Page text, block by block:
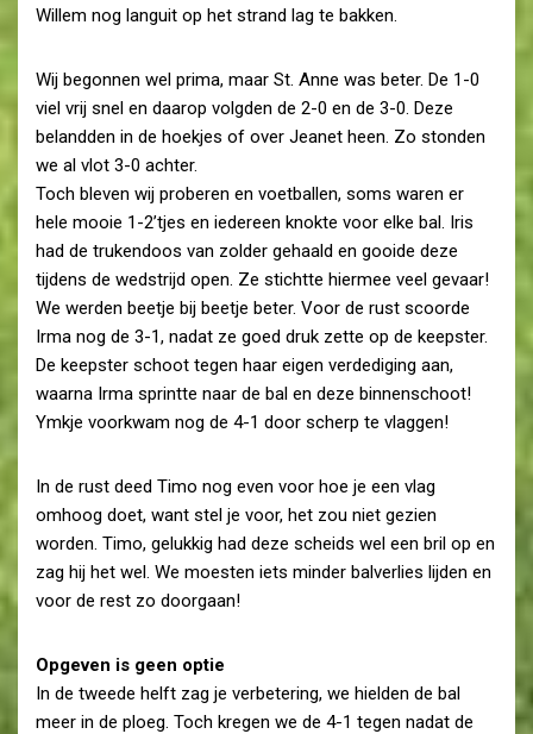
Willem nog languit op het strand lag te bakken.
Wij begonnen wel prima, maar St. Anne was beter. De 1-0
viel vrij snel en daarop volgden de 2-0 en de 3-0. Deze
belandden in de hoekjes of over Jeanet heen. Zo stonden
we al vlot 3-0 achter.
Toch bleven wij proberen en voetballen, soms waren er
hele mooie 1-2’tjes en iedereen knokte voor elke bal. Iris
had de trukendoos van zolder gehaald en gooide deze
tijdens de wedstrijd open. Ze stichtte hiermee veel gevaar!
We werden beetje bij beetje beter. Voor de rust scoorde
Irma nog de 3-1, nadat ze goed druk zette op de keepster.
De keepster schoot tegen haar eigen verdediging aan,
waarna Irma sprintte naar de bal en deze binnenschoot!
Ymkje voorkwam nog de 4-1 door scherp te vlaggen!
In de rust deed Timo nog even voor hoe je een vlag
omhoog doet, want stel je voor, het zou niet gezien
worden. Timo, gelukkig had deze scheids wel een bril op en
zag hij het wel. We moesten iets minder balverlies lijden en
voor de rest zo doorgaan!
Opgeven is geen optie
In de tweede helft zag je verbetering, we hielden de bal
meer in de ploeg. Toch kregen we de 4-1 tegen nadat de